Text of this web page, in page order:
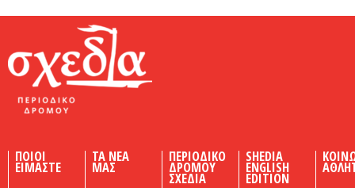
ΠΟΙΟΙ
ΕΙΜΑΣΤΕ
ΤΑ ΝΕΑ
ΜΑΣ
ΠΕΡΙΟΔΙΚΟ
ΔΡΟΜΟΥ
ΣΧΕΔΙΑ
SHEDIA
ENGLISH
EDITION